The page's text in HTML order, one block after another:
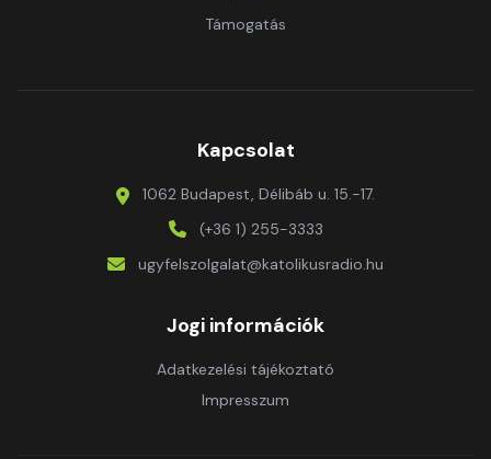
Támogatás
Kapcsolat
1062 Budapest, Délibáb u. 15.-17.
(+36 1) 255-3333
ugyfelszolgalat@katolikusradio.hu
Jogi információk
Adatkezelési tájékoztató
Impresszum